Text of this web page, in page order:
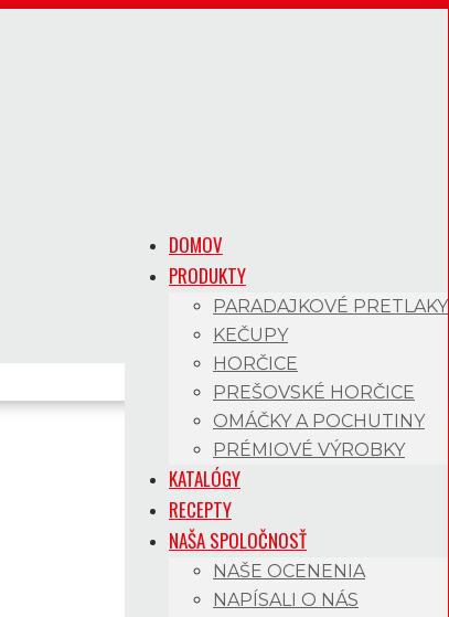
DOMOV
PRODUKTY
PARADAJKOVÉ PRETLAKY
KEČUPY
HORČICE
PREŠOVSKÉ HORČICE
OMÁČKY A POCHUTINY
PRÉMIOVÉ VÝROBKY
KATALÓGY
RECEPTY
NAŠA SPOLOČNOSŤ
NAŠE OCENENIA
NAPÍSALI O NÁS